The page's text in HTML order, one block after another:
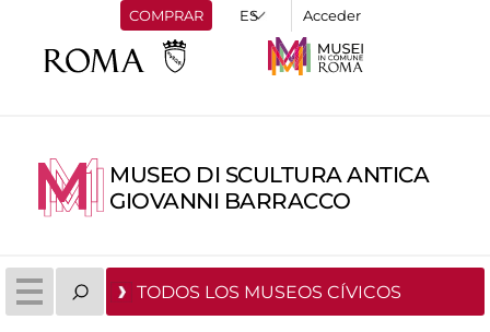
COMPRAR Acceder
MUSEO DI SCULTURA ANTICA
GIOVANNI BARRACCO
TODOS LOS MUSEOS CÍVICOS